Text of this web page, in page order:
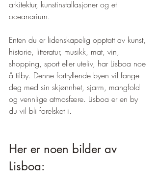
arkitektur, kunstinstallasjoner og et
oceanarium.
Enten du er lidenskapelig opptatt av kunst,
historie, litteratur, musikk, mat, vin,
shopping, sport eller uteliv, har Lisboa noe
å tilby. Denne fortryllende byen vil fange
deg med sin skjønnhet, sjarm, mangfold
og vennlige atmosfære. Lisboa er en by
du vil bli forelsket i.
Her er noen bilder av
Lisboa: